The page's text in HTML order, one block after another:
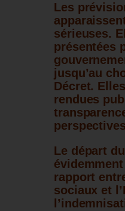
Les
sérieuses.
présentées
jusqu’au
Décret.
rendues
Le départ
rapport
sociaux et